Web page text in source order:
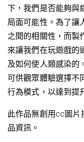
下，我們是否能夠與
局面可能性。為了讓
之間的相關性，而製
來讓我們在玩遊戲的
及如何使人類感染的
可供觀眾體驗選擇不
行為模式，以達到提
此作品無創用cc圖片
品資訊。